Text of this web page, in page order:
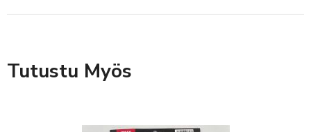
Tutustu Myös